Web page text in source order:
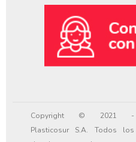
Copyright © 2021 -
Plasticosur S.A. Todos los